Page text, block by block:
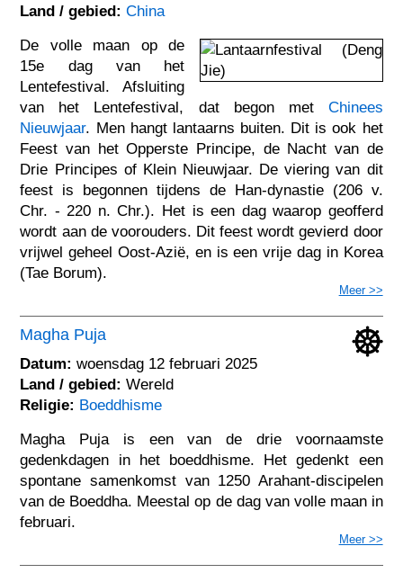
Land / gebied: China
De volle maan op de
15e dag van het
Lentefestival. Afsluiting
van het Lentefestival, dat begon met Chinees
Nieuwjaar. Men hangt lantaarns buiten. Dit is ook het
Feest van het Opperste Principe, de Nacht van de
Drie Principes of Klein Nieuwjaar. De viering van dit
feest is begonnen tijdens de Han-dynastie (206 v.
Chr. - 220 n. Chr.). Het is een dag waarop geofferd
wordt aan de voorouders. Dit feest wordt gevierd door
vrijwel geheel Oost-Azië, en is een vrije dag in Korea
(Tae Borum).
Meer >>
Magha Puja
Datum: woensdag 12 februari 2025
Land / gebied: Wereld
Religie: Boeddhisme
Magha Puja is een van de drie voornaamste
gedenkdagen in het boeddhisme. Het gedenkt een
spontane samenkomst van 1250 Arahant-discipelen
van de Boeddha. Meestal op de dag van volle maan in
februari.
Meer >>